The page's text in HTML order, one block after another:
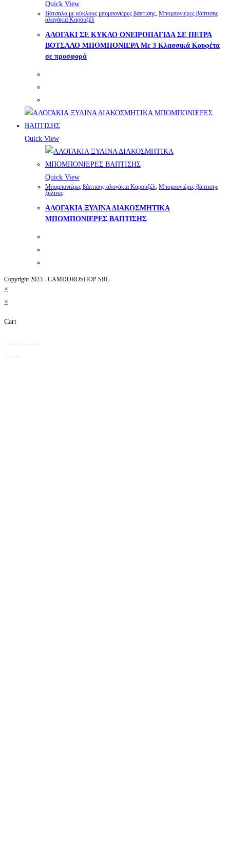
Quick View
Βότσαλα με κύκλους μπομπονιέρες βάπτισης Μπομπονιέρες βάπτισης
αλογάκια Καρουζέλ
ΑΛΟΓΑΚΙ ΣΕ ΚΥΚΛΟ ΟΝΕΙΡΟΠΑΓΙΔΑ ΣΕ ΠΕΤΡΑ
ΒΟΤΣΑΛΟ ΜΠΟΜΠΟΝΙΕΡΑ Με 3 Κλασσικά Κουφέτα
σε προσφορά
Quick View
Quick View
Μπομπονιέρες βάπτισης αλογάκια Καρουζέλ Μπομπονιέρες βάπτισης
ξύλινες
ΑΛΟΓΑΚΙΑ ΞΥΛΙΝΑ ΔΙΑΚΟΣΜΗΤΙΚΑ
ΜΠΟΜΠΟΝΙΕΡΕΣ ΒΑΠΤΙΣΗΣ
Copyright 2023 - CAMDOROSHOP SRL
×
×
Cart